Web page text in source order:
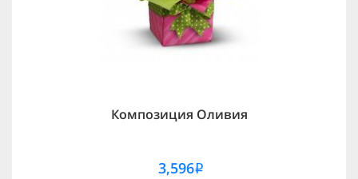
Композиция Оливия
3,596i